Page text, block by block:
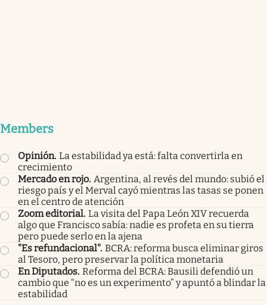
Members
Opinión. La estabilidad ya está: falta convertirla en
crecimiento
Mercado en rojo. Argentina, al revés del mundo: subió el
riesgo país y el Merval cayó mientras las tasas se ponen
en el centro de atención
Zoom editorial. La visita del Papa León XIV recuerda
algo que Francisco sabía: nadie es profeta en su tierra
pero puede serlo en la ajena
"Es refundacional". BCRA: reforma busca eliminar giros
al Tesoro, pero preservar la política monetaria
En Diputados. Reforma del BCRA: Bausili defendió un
cambio que “no es un experimento” y apuntó a blindar la
estabilidad